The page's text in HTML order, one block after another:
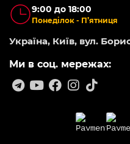
9:00 до 18:00
Понеділок - П’ятниця
Україна, Київ, вул.
Ми в соц. мережах: